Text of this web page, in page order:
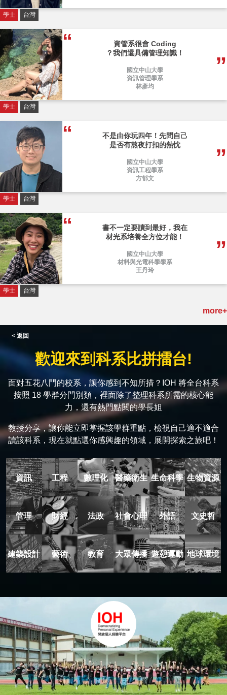
學士 台灣
資管系很會 Coding
？我們還具備管理知識！
國立中山大學
資訊管理學系
林彥均
學士 台灣
不是由你玩四年！先問自己
是否有熬夜打扣的熱忱
國立中山大學
資訊工程學系
方郁文
學士 台灣
書不一定要讀到最好，我在
材光系培養全方位才能！
國立中山大學
材料與光電科學學系
王丹玲
學士 台灣
more+
< 返回
歡迎來到科系比拼擂台!
面對五花八門的校系，讓你感到不知所措？IOH 將全台科系
按照 18 學群分門別類，裡面除了整理科系所需的核心能
力，還有熱門點閱的學長姐
教授分享，讓你能立即掌握該學群重點，檢視自己適不適合
讀該科系，現在就點選你感興趣的領域，展開探索之旅吧！
資訊 工程 數理化 醫藥衛生 生命科學 生物資源
管理 財經 法政 社會心理 外語 文史哲
建築設計 藝術 教育 大眾傳播 遊憩運動 地球環境